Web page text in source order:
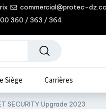
commercial@protec-
360 / 363 / 364
Siège Carrières
SECURITY Upgrade 2023